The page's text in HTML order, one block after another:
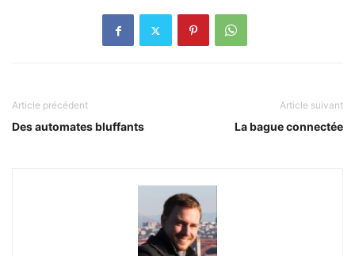
Article précédent
Des automates bluffants
Article suivant
La bague connectée